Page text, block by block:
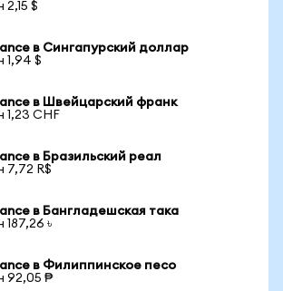
2,15 $
в Сингапурский доллар
1,94 $
в Швейцарский франк
1,23 CHF
в Бразильский реал
7,72 R$
в Бангладешская така
187,26 ৳
в Филиппинское песо
92,05 ₱